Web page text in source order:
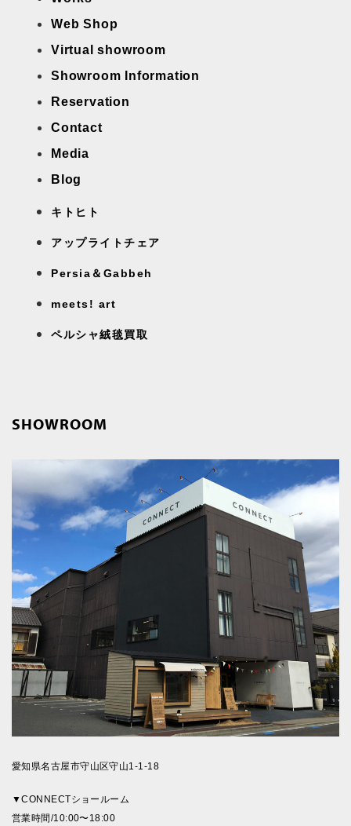
Web Shop
Virtual showroom
Showroom Information
Reservation
Contact
Media
Blog
キトヒト
アップライトチェア
Persia＆Gabbeh
meets! art
ペルシャ絨毯買取
SHOWROOM
愛知県名古屋市守山区守山1-1-18
▼CONNECTショールーム
営業時間/10:00〜18:00